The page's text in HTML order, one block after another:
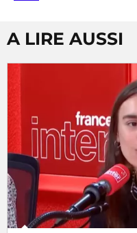
A LIRE AUSSI